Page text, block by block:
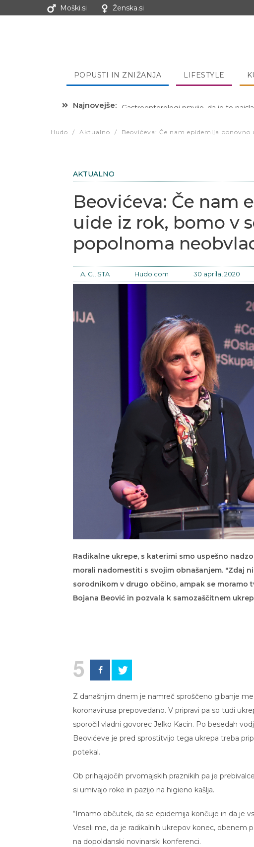
Moški.si Ženska.si
POPUSTI IN ZNIŽANJA LIFESTYLE
Najnovejše: Hibernacijska dieta: Zakaj je pred
Hudo / Aktualno / Beovićeva: Če nam epidemija
AKTUALNO
Beovićeva: Če nam
uide iz rok, bomo v
popolnoma
A. G., STA Hudo.com 30 aprila, 2020
Radikalne ukrepe, s katerimi smo uspešno
morali nadomestiti s svojim obnašanjem. "Zdaj
sorodnikom v drugo občino, ampak se
Bojana Beović in pozvala k samozaščitnem
5
Z današnjim dnem je namreč sproščeno gibanje
koronavirusa prepovedano. V pripravi pa so tudi
sporočil vladni govorec Jelko Kacin. Po besedah
Beovićeve je pred sprostitvijo tega ukrepa treba
potekal.
Ob prihajajočih prvomajskih praznikih pa je
si umivajo roke in pazijo na higieno kašlja.
“Imamo občutek, da se epidemija končuje in da je
Veseli me, da je radikalnih ukrepov konec, obenem
na dopoldanski novinarski konferenci.